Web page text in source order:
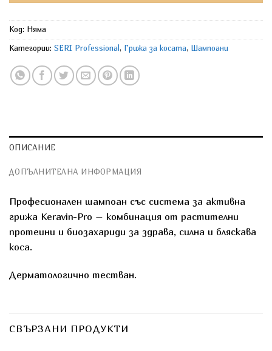
Код: Няма
Категории: SERI Professional , Грижа за косата, Шампоани
ОПИСАНИЕ
ДОПЪЛНИТЕЛНА ИНФОРМАЦИЯ
Професионален шампоан със система за активна
грижа Keravin-Pro – комбинация от растителни
протеини и биозахариди за здрава, силна и бляскава
коса.
Дерматологично тестван.
СВЪРЗАНИ ПРОДУКТИ